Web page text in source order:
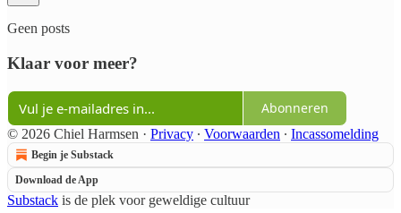
Geen posts
Klaar voor meer?
Abonneren
© 2026 Chiel Harmsen · Privacy ∙ Voorwaarden ∙ Incassomelding
Begin je Substack
Download de App
Substack is de plek voor geweldige cultuur